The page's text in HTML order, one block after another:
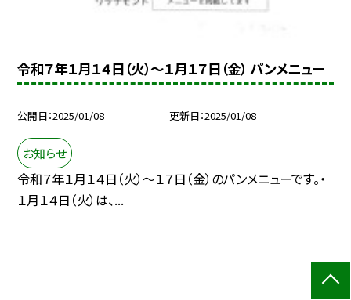
令和７年１月１４日（火）～１月１７日（金） パンメニュー
公開日 2025/01/08 更新日 2025/01/08
お知らせ
令和７年１月１４日（火）～１７日（金）のパンメニューです。・
１月１４日（火）は、...